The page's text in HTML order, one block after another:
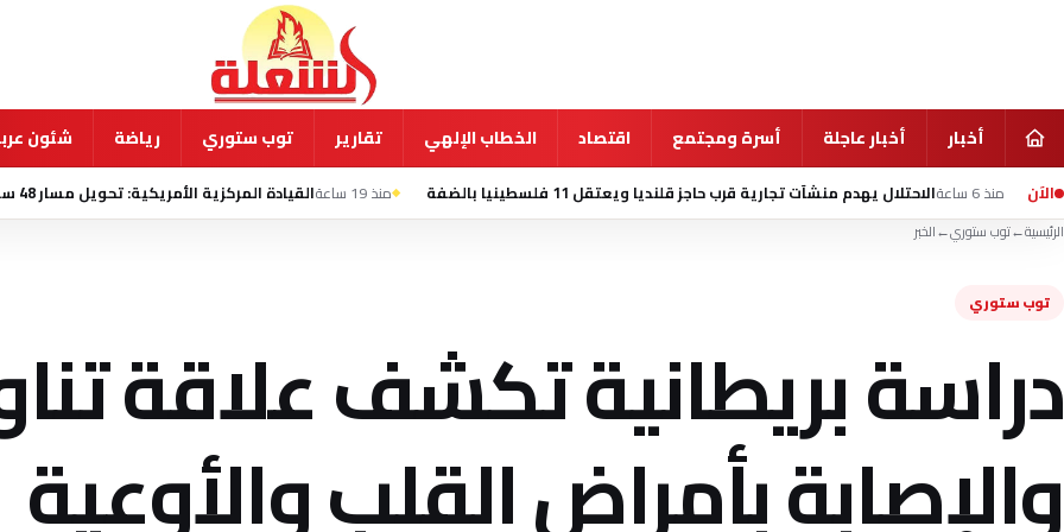
أخبار أخبار عاجلة أسرة ومجتمع اقتصاد الخطاب الإلهي تقارير توب ستوري رياضة شئون
الآن
الاحتلال يهدم منشآت تجارية قرب حاجز قلنديا ويعتقل 11 فلسطينيا بالضفة منذ 19 ساعة القيادة المركزية الأمريكية: تحويل مسار 48 سفينة في إطار الحصار على إيران
الرئيسية←توب ستوري←الخبر
توب ستوري
دراسة بريطانية تكشف علاقة
والإصابة بأمراض القلب والأوعية